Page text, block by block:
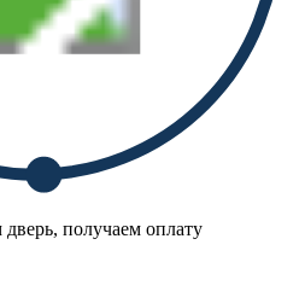
получаем оплату